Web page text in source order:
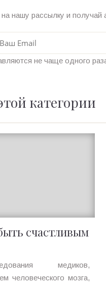
нашу рассылку и получай
не чаще одного
категории
счастливым
медиков,
человеческого мозга,